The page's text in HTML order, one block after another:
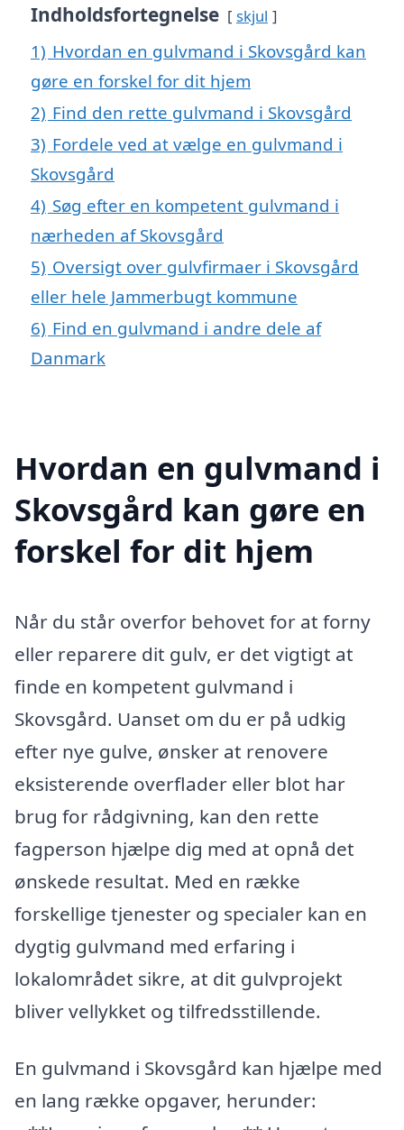
Indholdsfortegnelse skjul
1) Hvordan en gulvmand i Skovsgård kan
gøre en forskel for dit hjem
2) Find den rette gulvmand i Skovsgård
3) Fordele ved at vælge en gulvmand i
Skovsgård
4) Søg efter en kompetent gulvmand i
nærheden af Skovsgård
5) Oversigt over gulvfirmaer i Skovsgård
eller hele Jammerbugt kommune
6) Find en gulvmand i andre dele af
Danmark
Hvordan en gulvmand i
Skovsgård kan gøre en
forskel for dit hjem
Når du står overfor behovet for at forny
eller reparere dit gulv, er det vigtigt at
finde en kompetent gulvmand i
Skovsgård. Uanset om du er på udkig
efter nye gulve, ønsker at renovere
eksisterende overflader eller blot har
brug for rådgivning, kan den rette
fagperson hjælpe dig med at opnå det
ønskede resultat. Med en række
forskellige tjenester og specialer kan en
dygtig gulvmand med erfaring i
lokalområdet sikre, at dit gulvprojekt
bliver vellykket og tilfredsstillende.
En gulvmand i Skovsgård kan hjælpe med
en lang række opgaver, herunder: